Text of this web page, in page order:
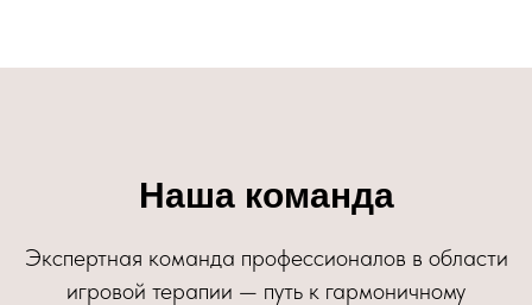
Наша команда
Экспертная команда профессионалов в области
игровой терапии — путь к гармоничному